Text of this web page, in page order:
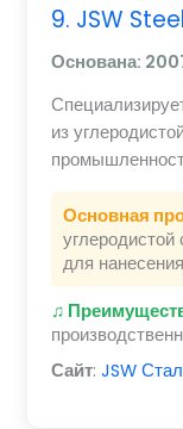
9. JSW
Основана:
из
Основная
для
♫
Сайт: JSW